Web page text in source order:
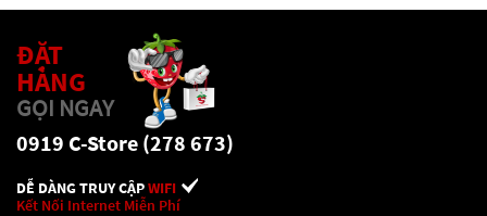
ĐẶT
HÀNG
GỌI NGAY
0919 C-Store (278 673)
DỄ DÀNG TRUY CẬPWIFI
Kết Nối Internet Miễn Phí